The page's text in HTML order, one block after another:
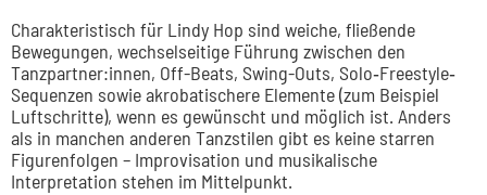
Charakteristisch für Lindy Hop sind weiche, fließende
Bewegungen, wechselseitige Führung zwischen den
Tanzpartner:innen, Off-Beats, Swing-Outs, Solo‐Freestyle‐
Sequenzen sowie akrobatischere Elemente (zum Beispiel
Luftschritte), wenn es gewünscht und möglich ist. Anders
als in manchen anderen Tanzstilen gibt es keine starren
Figurenfolgen – Improvisation und musikalische
Interpretation stehen im Mittelpunkt.